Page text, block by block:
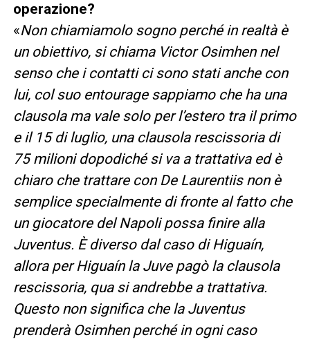
operazione?
«Non chiamiamolo sogno perché in realtà è
un obiettivo, si chiama Victor Osimhen nel
senso che i contatti ci sono stati anche con
lui, col suo entourage sappiamo che ha una
clausola ma vale solo per l’estero tra il primo
e il 15 di luglio, una clausola rescissoria di
75 milioni dopodiché si va a trattativa ed è
chiaro che trattare con De Laurentiis non è
semplice specialmente di fronte al fatto che
un giocatore del Napoli possa finire alla
Juventus. È diverso dal caso di Higuaín,
allora per Higuaín la Juve pagò la clausola
rescissoria, qua si andrebbe a trattativa.
Questo non significa che la Juventus
prenderà Osimhen perché in ogni caso